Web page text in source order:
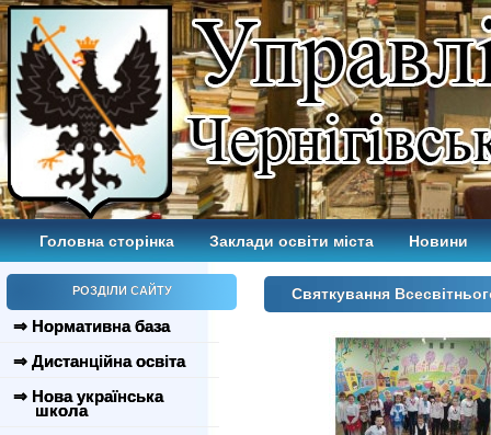
Головна сторінка Заклади освіти міста Новини
РОЗДІЛИ САЙТУ
⇒ Нормативна база
⇒ Дистанційна освіта
⇒ Нова українська
школа
Святкування